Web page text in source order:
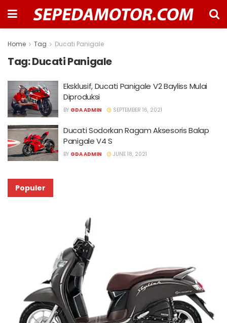
Home Tag Ducati Panigale
Tag:Ducati Panigale
Eksklusif, Ducati Panigale V2 Bayliss Mulai
Diproduksi
BY GDA ADMIN SEPTEMBER 16, 2021
Ducati Sodorkan Ragam Aksesoris Balap
Panigale V4 S
BY GDA ADMIN JUNE 18, 2021
Populer